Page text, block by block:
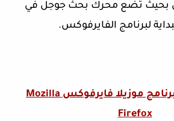
بحيث تضع محرك بحث جوجل في
لبرنامج الفايرفوكس.
صورة و أيقونة برنامج موزيلا فايرفوكس Mozilla
Firefox